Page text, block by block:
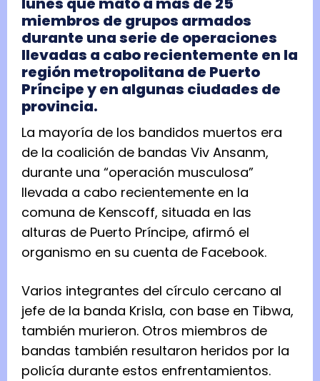
miembros de grupos armados
durante una serie de operaciones
llevadas a cabo recientemente en la
región metropolitana de Puerto
Príncipe y en algunas ciudades de
provincia.
La mayoría de los bandidos muertos era
de la coalición de bandas Viv Ansanm,
durante una “operación musculosa”
llevada a cabo recientemente en la
comuna de Kenscoff, situada en las
alturas de Puerto Príncipe, afirmó el
organismo en su cuenta de Facebook.
Varios integrantes del círculo cercano al
jefe de la banda Krisla, con base en Tibwa,
también murieron. Otros miembros de
bandas también resultaron heridos por la
policía durante estos enfrentamientos.